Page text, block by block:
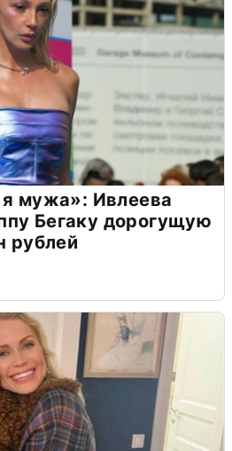
я мужа»: Ивлеева
Бегаку дорогущую
рублей